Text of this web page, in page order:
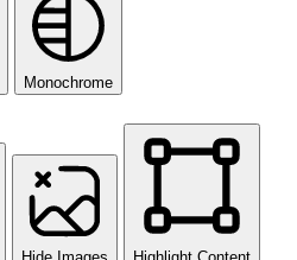
Monochrome